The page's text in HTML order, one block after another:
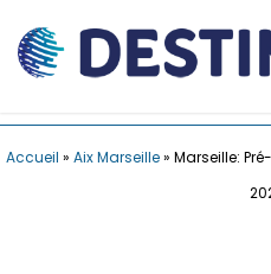
Accueil » Aix Marseille» Marseille: